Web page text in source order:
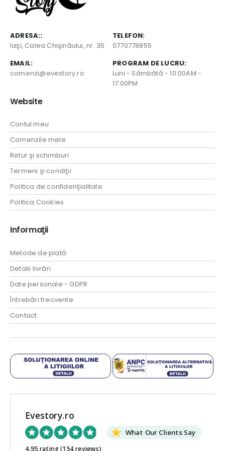
ADRESA::
Iaşi, Calea Chişinăului, nr. 35
TELEFON:
0770778855
EMAIL:
comenzi@evestory.ro
PROGRAM DE LUCRU:
Luni - Sâmbătă - 10:00AM -
17:00PM
Website
Contul meu
Comenzile mele
Retur şi schimburi
Termeni şi condiţii
Politica de confidenţialitate
Politica Cookies
Informaţii
Metode de plată
Detalii livrări
Date personale - GDPR
Întrebări frecvente
Contact
Evestory.ro
What Our Clients Say
4.95 rating(154 reviews)